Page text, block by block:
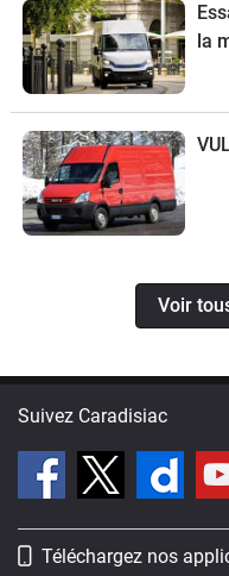
la
Voir
Suivez Caradisiac
Téléchargez nos